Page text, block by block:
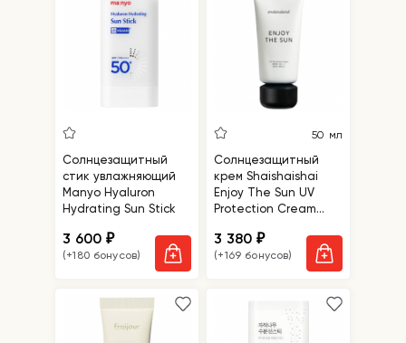
Солнцезащитный
стик увлажняющий
Manyo Hyaluron
Hydrating Sun Stick
3 600₽
(+180 бонусов)
50 мл
Солнцезащитный
крем Shaishaishai
Enjoy The Sun UV
Protection Cream
3 380₽
(+169 бонусов)